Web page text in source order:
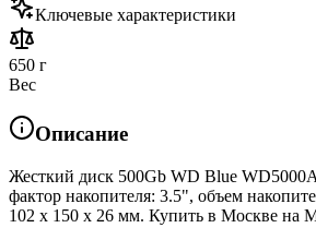
Ключевые характеристики
650 г
Вес
Описание
Жесткий диск 500Gb WD Blue
фактор накопителя: 3.5", объем
102 x 150 x 26 мм. Купить в Москве на